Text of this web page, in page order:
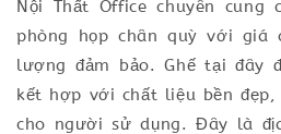
Nội Thất Office chuyên cung
phòng họp chân quỳ với giá
lượng đảm bảo. Ghế tại đây
kết hợp với chất liệu bền
cho người sử dụng. Đây là